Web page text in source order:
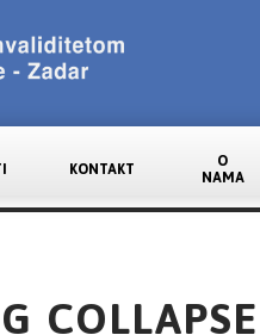
KONTAKT
O
NAMA